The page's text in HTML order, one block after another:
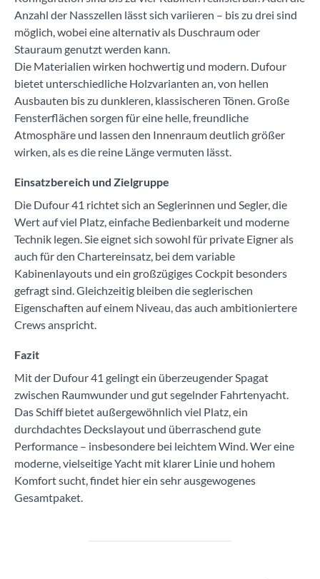
Anzahl der Nasszellen lässt sich variieren – bis zu drei sind
möglich, wobei eine alternativ als Duschraum oder
Stauraum genutzt werden kann.
Die Materialien wirken hochwertig und modern. Dufour
bietet unterschiedliche Holzvarianten an, von hellen
Ausbauten bis zu dunkleren, klassischeren Tönen. Große
Fensterflächen sorgen für eine helle, freundliche
Atmosphäre und lassen den Innenraum deutlich größer
wirken, als es die reine Länge vermuten lässt.
Einsatzbereich und Zielgruppe
Die Dufour 41 richtet sich an Seglerinnen und Segler, die
Wert auf viel Platz, einfache Bedienbarkeit und moderne
Technik legen. Sie eignet sich sowohl für private Eigner als
auch für den Chartereinsatz, bei dem variable
Kabinenlayouts und ein großzügiges Cockpit besonders
gefragt sind. Gleichzeitig bleiben die seglerischen
Eigenschaften auf einem Niveau, das auch ambitioniertere
Crews anspricht.
Fazit
Mit der Dufour 41 gelingt ein überzeugender Spagat
zwischen Raumwunder und gut segelnder Fahrtenyacht.
Das Schiff bietet außergewöhnlich viel Platz, ein
durchdachtes Deckslayout und überraschend gute
Performance – insbesondere bei leichtem Wind. Wer eine
moderne, vielseitige Yacht mit klarer Linie und hohem
Komfort sucht, findet hier ein sehr ausgewogenes
Gesamtpaket.